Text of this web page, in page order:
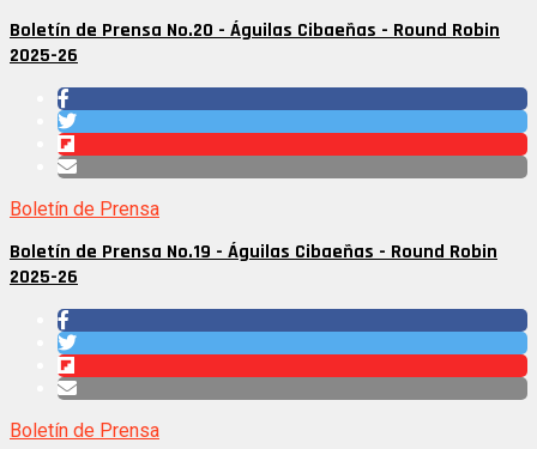
Boletín de Prensa No.20 - Águilas Cibaeñas - Round Robin
2025-26
Boletín de Prensa
Boletín de Prensa No.19 - Águilas Cibaeñas - Round Robin
2025-26
Boletín de Prensa